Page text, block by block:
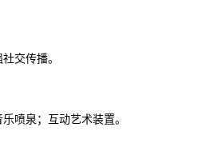
交传播。
喷泉；互动艺术装置。